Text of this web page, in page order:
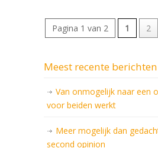
Pagina 1 van 2 1 2
Meest recente berichten
Van onmogelijk naar een
voor beiden werkt
Meer mogelijk dan
second opinion